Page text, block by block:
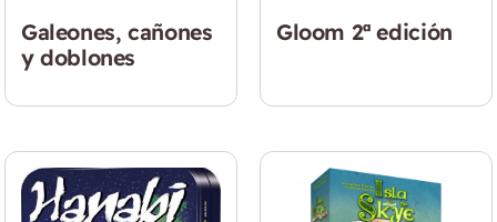
Galeones, cañones
y doblones
Gloom 2ª edición